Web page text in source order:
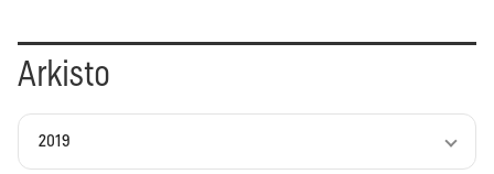
Arkisto
2019